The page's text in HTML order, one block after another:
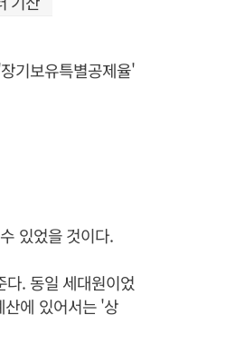
기보유특별공제율'
있었을 것이다.
. 동일 세대원이었
에 있어서는 '상